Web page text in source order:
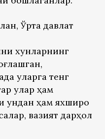
Ўрта давлат
хунларнинг
уларга тенг
улар ҳам
ҳам яхшироқ
вазият дарҳол